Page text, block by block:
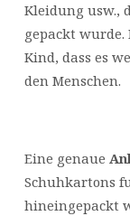
Kleidung usw.,
gepackt
Kind, dass es
den Menschen.
Eine genaue
Schuhkartons
hineingepackt